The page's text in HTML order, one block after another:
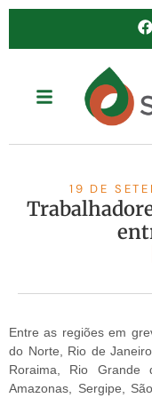
19 DE
Entre as regiões em
do Norte, Rio de
Roraima, Rio Grande
Amazonas, Sergipe,